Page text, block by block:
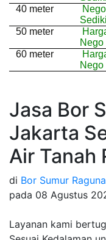
40 meter
Nego
50 meter
Nego
60 meter
Nego
Jasa Bor
Jakarta
Air Tanah
di Bor Sumur
pada 08 Agustus
Layanan kami